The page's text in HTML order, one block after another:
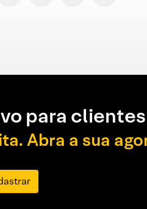
para
Abra a sua